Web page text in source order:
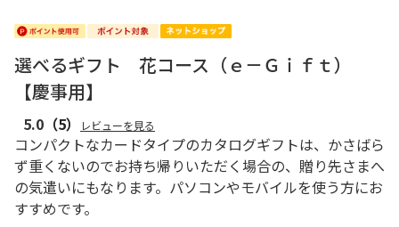
選べるギフト 花コース（ｅ－Ｇｉｆｔ）
【慶事用】
5.0 （5） レビューを見る
コンパクトなカードタイプのカタログギフトは、かさばら
ず重くないのでお持ち帰りいただく場合の、贈り先さまへ
の気遣いにもなります。パソコンやモバイルを使う方にお
すすめです。